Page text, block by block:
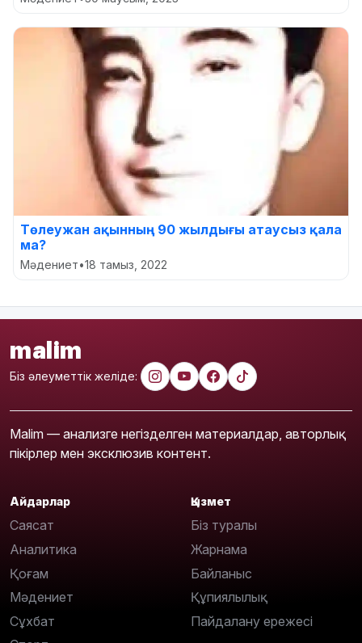
Төлеужан ақынның 90 жылдығы атаусыз қала
ма?
Мәдениет•18 тамыз, 2022
malim
Біз әлеуметтік желіде:
Malim — анализге негізделген материалдар, авторлық
пікірлер мен эксклюзив контент.
Айдарлар
Саясат
Аналитика
Қоғам
Мәдениет
Сұхбат
Қызмет
Біз туралы
Жарнама
Байланыс
Құпиялылық
Пайдалану ережесі